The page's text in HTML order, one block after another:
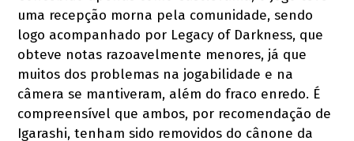
uma recepção morna pela comunidade, sendo
logo acompanhado por Legacy of Darkness, que
obteve notas razoavelmente menores, já que
muitos dos problemas na jogabilidade e na
câmera se mantiveram, além do fraco enredo. É
compreensível que ambos, por recomendação de
Igarashi, tenham sido removidos do cânone da